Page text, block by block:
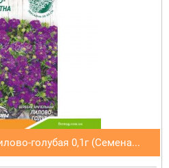
голубая 0,1г (Семена...